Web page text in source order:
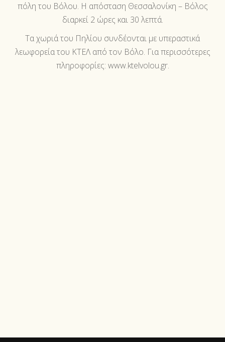
πόλη του Βόλου. Η απόσταση Θεσσαλονίκη – Βόλος
διαρκεί 2 ώρες και 30 λεπτά.
Τα χωριά του Πηλίου συνδέονται με υπεραστικά
λεωφορεία του ΚΤΕΛ από τον Βόλο. Για περισσότερες
πληροφορίες: www.ktelvolou.gr.